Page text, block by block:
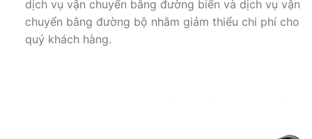
dịch vụ vận chuyển bằng đường biển và dịch vụ vận
chuyển bằng đường bộ nhằm giảm thiểu chi phí cho
quý khách hàng.